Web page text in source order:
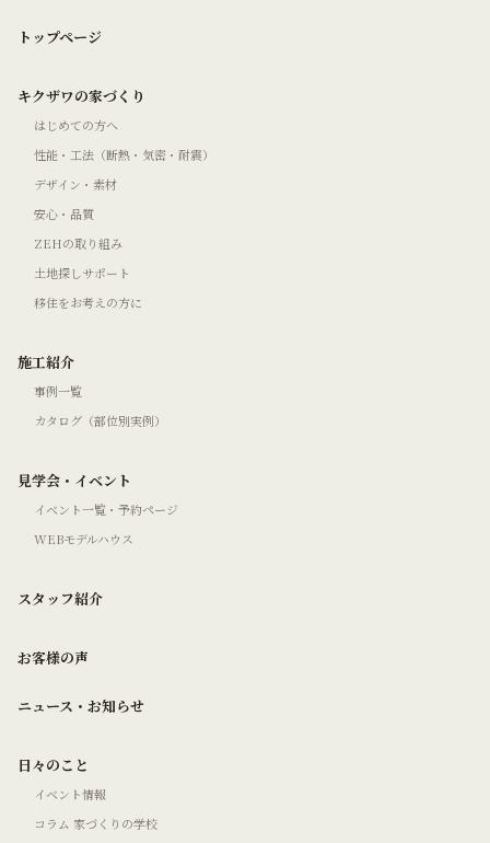
トップページ
キクザワの家づくり
はじめての方へ
性能・工法（断熱・気密・耐震）
デザイン・素材
安心・品質
ZEHの取り組み
土地探しサポート
移住をお考えの方に
施工紹介
事例一覧
カタログ（部位別実例）
見学会・イベント
イベント一覧・予約ページ
WEBモデルハウス
スタッフ紹介
お客様の声
ニュース・お知らせ
日々のこと
イベント情報
コラム 家づくりの学校